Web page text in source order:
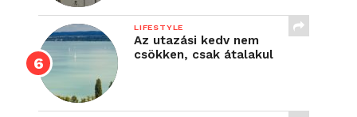
LIFESTYLE
Az utazási kedv nem
csökken, csak átalakul